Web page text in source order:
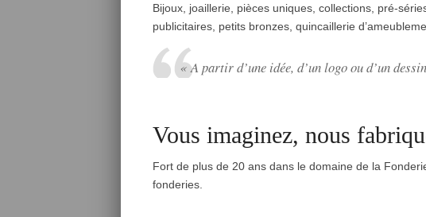
Bijoux, joaillerie, pièces uniques, collections, pré-
publicitaires, petits bronzes, quincaillerie
« A partir d’une idée, d’un logo ou d’un
Vous imaginez, nous
Fort de plus de 20 ans dans le domaine de la
fonderies.